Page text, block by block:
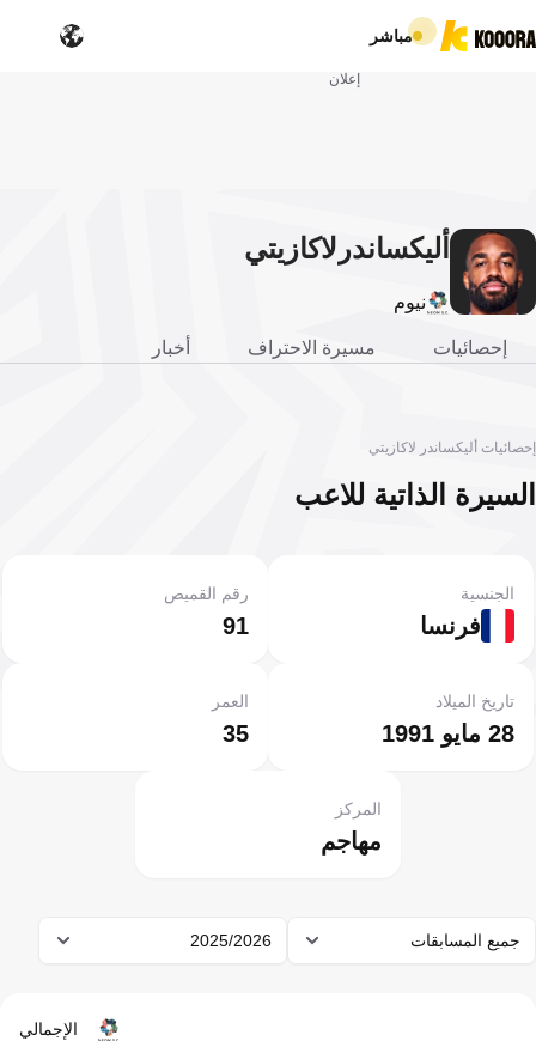
مباشر
إعلان
أليكساندر لاكازيتي
نيوم
إحصائيات مسيرة الاحتراف أخبار
إحصائيات أليكساندر لاكازيتي
السيرة الذاتية للاعب
فرنسا
الجنسية
91
رقم القميص
28 مايو 1991
تاريخ الميلاد
35
العمر
مهاجم
المركز
جميع المسابقات 2025/2026
الإجمالي